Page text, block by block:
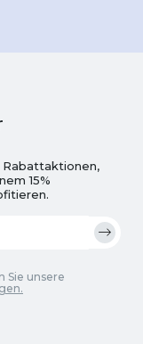
15%
Sie unsere